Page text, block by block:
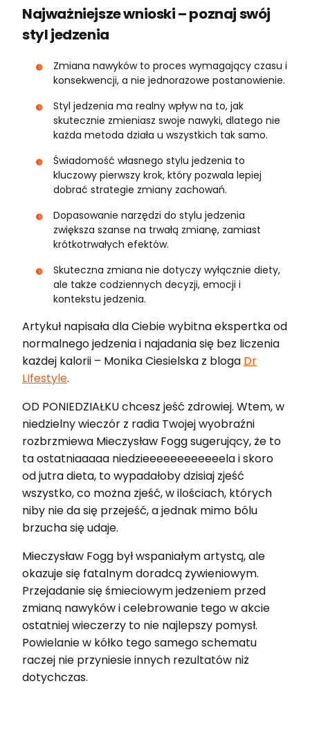
Najważniejsze wnioski – poznaj swój
styl jedzenia
Zmiana nawyków to proces wymagający czasu i
konsekwencji, a nie jednorazowe postanowienie.
Styl jedzenia ma realny wpływ na to, jak
skutecznie zmieniasz swoje nawyki, dlatego nie
każda metoda działa u wszystkich tak samo.
Świadomość własnego stylu jedzenia to
kluczowy pierwszy krok, który pozwala lepiej
dobrać strategie zmiany zachowań.
Dopasowanie narzędzi do stylu jedzenia
zwiększa szanse na trwałą zmianę, zamiast
krótkotrwałych efektów.
Skuteczna zmiana nie dotyczy wyłącznie diety,
ale także codziennych decyzji, emocji i
kontekstu jedzenia.
Artykuł napisała dla Ciebie wybitna ekspertka od
normalnego jedzenia i najadania się bez liczenia
każdej kalorii – Monika Ciesielska z bloga Dr
LIfestyle.
OD PONIEDZIAŁKU chcesz jeść zdrowiej. Wtem, w
niedzielny wieczór z radia Twojej wyobraźni
rozbrzmiewa Mieczysław Fogg sugerujący, że to
ta ostatniaaaaa niedzieeeeeeeeeeeela i skoro
od jutra dieta, to wypadałoby dzisiaj zjeść
wszystko, co można zjeść, w ilościach, których
niby nie da się przejeść, a jednak mimo bólu
brzucha się udaje.
Mieczysław Fogg był wspaniałym artystą, ale
okazuje się fatalnym doradcą żywieniowym.
Przejadanie się śmieciowym jedzeniem przed
zmianą nawyków i celebrowanie tego w akcie
ostatniej wieczerzy to nie najlepszy pomysł.
Powielanie w kółko tego samego schematu
raczej nie przyniesie innych rezultatów niż
dotychczas.